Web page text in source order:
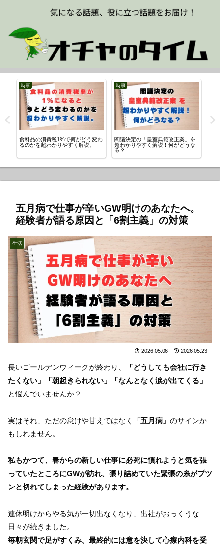
時事
食料品の消費税1%で何がどう変わ
るのかを超わかりやすく解説。
時事
閣議決定の「皇室典範改正案」を
超わかりやすく解説！何がどうな
る？
五月病で仕事が辛いGW明けのあなたへ。
経験者が語る原因と「6割主義」の対策
生活
2026.05.06 2026.05.23
長いゴールデンウィークが終わり、
「どうしても会社に行き
たくない」「朝起きられない」「なんとなく涙が出てくる」
と悩んでいませんか？
実はそれ、ただの怠けや甘えではなく 「五月病」 のサインか
もしれません。
私もかつて、春からの新しい仕事に必死に慣れようと気を張
っていたところにGWが訪れ、張り詰めていた緊張の糸がプツ
ンと切れてしまった経験があります。
連休明けからやる気が一切出なくなり、出社がおっくうな
日々が続きました。
毎朝玄関で足がすくみ、最終的には意を決して心療内科を受